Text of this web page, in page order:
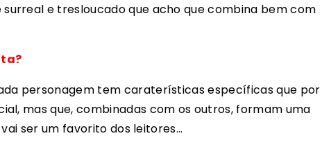
e tresloucado que acho que combina bem com
personagem tem caraterísticas específicas que por
mas que, combinadas com os outros, formam uma
ser um favorito dos leitores…